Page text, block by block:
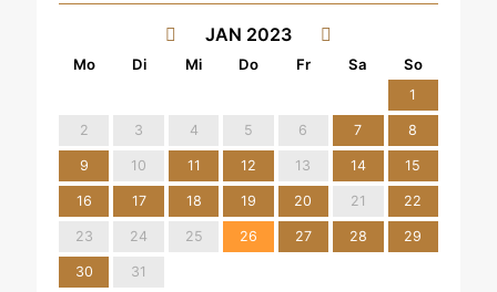
JAN 2023
1
2 3 4 5 6 7 8
9 10 11 12 13 14 15
16 17 18 19 20 21 22
23 24 25 26 27 28 29
30 31